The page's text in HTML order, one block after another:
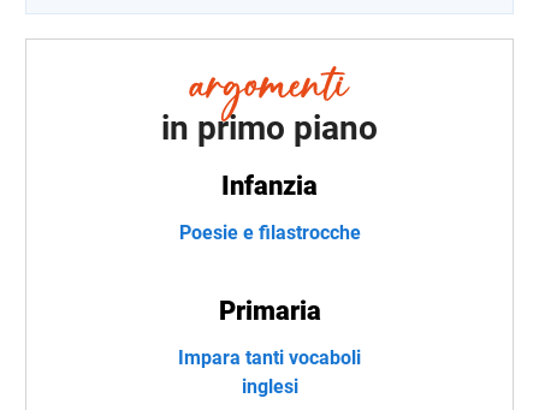
in primo piano
Infanzia
Poesie e filastrocche
Primaria
Impara tanti vocaboli
inglesi